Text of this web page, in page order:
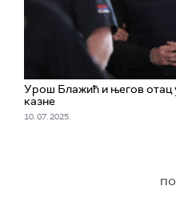
Урош Блажић и његов отац
казне
10. 07. 2025.